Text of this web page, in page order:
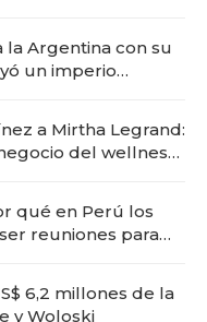
la Argentina con su
un imperio
a Mirtha Legrand:
del wellness
qué en Perú los
reuniones para
6,2 millones de la
y Woloski